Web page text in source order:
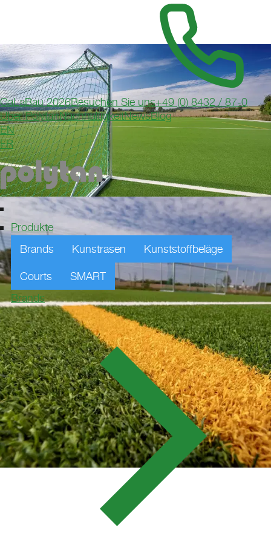
GaLaBau 2026Besuchen Sie uns+49 (0) 8432 / 87-0
Über PolytanNachhaltigkeitNewsBlog
EN
FR
Produkte
Brands
Kunstrasen Kunststoffbeläge
Courts
SMART
Brands
SV SPORTPLATZ,
FRAUENBIBURG